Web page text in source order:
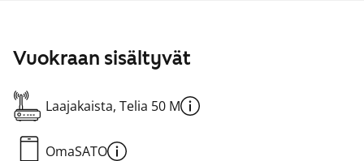
Vuokraan sisältyvät
Laajakaista, Telia 50 M
OmaSATO